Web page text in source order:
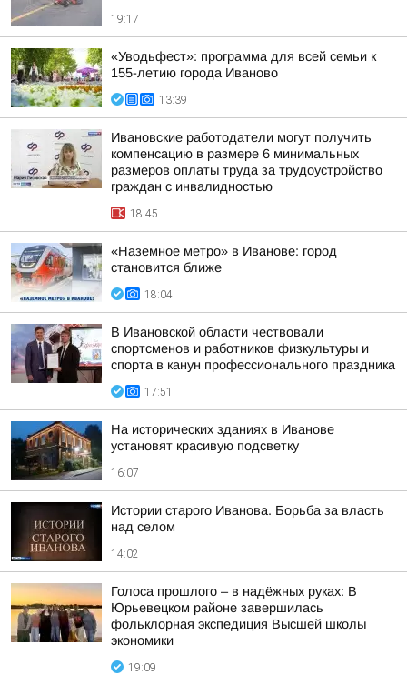
19:17
«Уводьфест»: программа для всей семьи к
155-летию города Иваново
13:39
Ивановские работодатели могут получить
компенсацию в размере 6 минимальных
размеров оплаты труда за трудоустройство
граждан с инвалидностью
18:45
«Наземное метро» в Иванове: город
становится ближе
18:04
В Ивановской области чествовали
спортсменов и работников физкультуры и
спорта в канун профессионального праздника
17:51
На исторических зданиях в Иванове
установят красивую подсветку
16:07
Истории старого Иванова. Борьба за власть
над селом
14:02
Голоса прошлого – в надёжных руках: В
Юрьевецком районе завершилась
фольклорная экспедиция Высшей школы
экономики
19:09